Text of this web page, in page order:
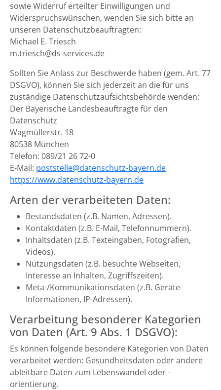
sowie Widerruf erteilter Einwilligungen und
Widerspruchswünschen, wenden Sie sich bitte an
unseren Datenschutzbeauftragten:
Michael E. Triesch
m.triesch@ds-services.de
Sollten Sie Anlass zur Beschwerde haben (gem. Art. 77
DSGVO), können Sie sich jederzeit an die für uns
zuständige Datenschutzaufsichtsbehörde wenden:
Der Bayerische Landesbeauftragte für den
Datenschutz
Wagmüllerstr. 18
80538 München
Telefon: 089/21 26 72-0
E-Mail: poststelle@datenschutz-bayern.de
https://www.datenschutz-bayern.de
Arten der verarbeiteten Daten:
Bestandsdaten (z.B. Namen, Adressen).
Kontaktdaten (z.B. E-Mail, Telefonnummern).
Inhaltsdaten (z.B. Texteingaben, Fotografien,
Videos).
Nutzungsdaten (z.B. besuchte Webseiten,
Interesse an Inhalten, Zugriffszeiten).
Meta-/Kommunikationsdaten (z.B. Geräte-
Informationen, IP-Adressen).
Verarbeitung besonderer Kategorien
von Daten (Art. 9 Abs. 1 DSGVO):
Es können folgende besondere Kategorien von Daten
verarbeitet werden: Gesundheitsdaten oder andere
ableitbare Daten zum Lebenswandel oder -
orientierung.